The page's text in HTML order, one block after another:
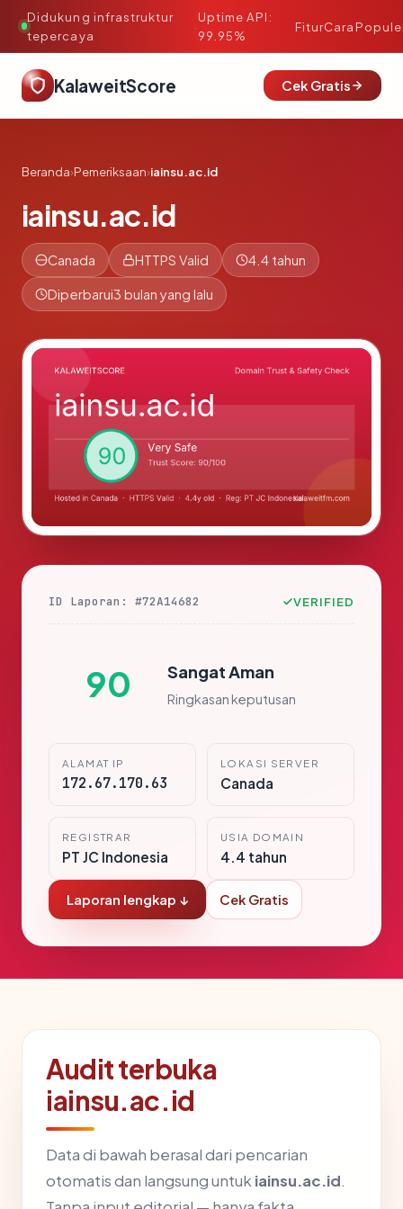
Didukung infrastruktur
tepercaya
·
Uptime API:
99.95%
FiturCara
KalaweitScore Cek Gratis
Beranda›Pemeriksaan›iainsu.ac.id
iainsu.ac.id
Canada HTTPS Valid 4.4 tahun
Diperbarui3 bulan yang lalu
ID Laporan: #72A14682 VERIFIED
90 Sangat Aman
Ringkasan keputusan
ALAMAT IP
172.67.170.63
LOKASI SERVER
Canada
REGISTRAR
PT JC Indonesia
USIA DOMAIN
4.4 tahun
Laporan lengkap ↓ Cek Gratis
Audit terbuka
iainsu.ac.id
Data di bawah berasal dari pencarian
otomatis dan langsung untukiainsu.ac.id.